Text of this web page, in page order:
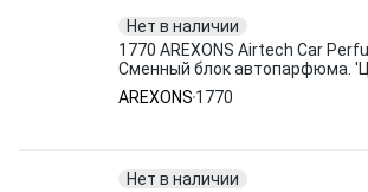
Нет в наличии
1770 AREXONS Airtech Сar
Сменный блок автопарфюма.
лайма'. 8 мл
AREXONS 1770
Нет в наличии